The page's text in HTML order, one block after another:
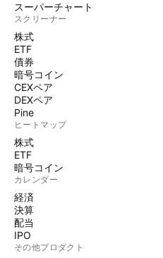
スーパーチャート
スクリーナー
株式
ETF
債券
暗号コイン
CEXペア
DEXペア
Pine
ヒートマップ
株式
ETF
暗号コイン
カレンダー
経済
決算
配当
IPO
その他プロダクト